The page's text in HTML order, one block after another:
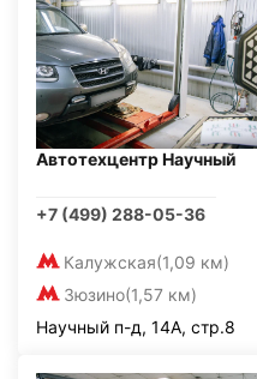
Автотехцентр Научный
+7 (499) 288-05-36
Калужская(1,09 км)
Зюзино(1,57 км)
Научный п-д, 14А, стр.8